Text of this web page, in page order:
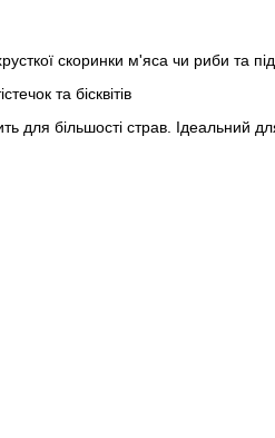
скоринки м'яса чи риби та
та бісквітів
більшості страв. Ідеальний